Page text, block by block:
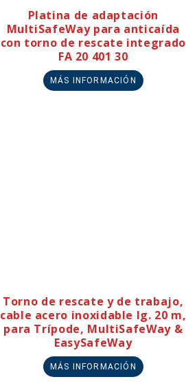
Platina de adaptación
MultiSafeWay para anticaída
con torno de rescate integrado
FA 20 401 30
MÁS INFORMACIÓN
Torno de rescate y de trabajo,
cable acero inoxidable lg. 20 m,
para Trípode, MultiSafeWay &
EasySafeWay
MÁS INFORMACIÓN